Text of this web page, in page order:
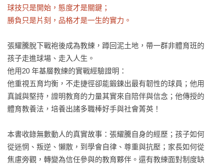
球技只是開始，態度才是關鍵；
勝負只是片刻，品格才是一生的實力。
張耀騰脫下戰袍後成為教練，蹲回泥土地，帶一群非體育班的
孩子走進球場、走入人生。
他用20 年基層教練的實戰經驗證明：
他重視五育均衡，不走捷徑卻能鍛鍊出最有韌性的球員；他用
真誠與堅持，證明教育的力量其實來自陪伴與信念；他傳授的
體育教養法，培養出諸多職棒好手與社會菁英！
本書收錄無數動人的真實故事：張耀騰自身的經歷；孩子如何
從迷惘、叛逆、懶散，到學會自律、尊重與抗壓；家長如何從
焦慮旁觀，轉變為信任參與的教育夥伴。還有教練面對制度缺